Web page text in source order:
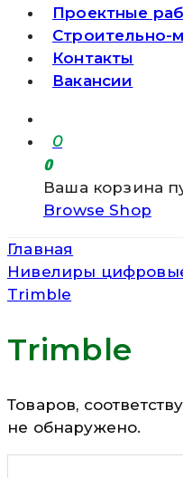
Проектные
Строительно-
Контакты
Вакансии
0
0
Ваша корзина
Browse Shop
Главная
Нивелиры
Trimble
Trimble
Товаров,
не обнаружено.